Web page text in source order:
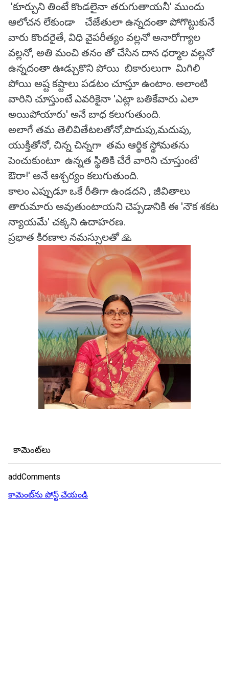
'కూర్చుని తింటే కొండలైనా తరుగుతాయనీ' ముందు
ఆలోచన లేకుండా చేజేతులా ఉన్నదంతా పోగొట్టుకునే
వారు కొందరైతే, విధి వైపరీత్యం వల్లనో అనారోగ్యాల
వల్లనో, అతి మంచి తనం తో చేసిన దాన ధర్మాల వల్లనో
ఉన్నదంతా ఊడ్చుకొని పోయి బికారులుగా మిగిలి
పోయి అష్ట కష్టాలు పడటం చూస్తూ ఉంటాం. అలాంటి
వారిని చూస్తుంటే ఎవరికైనా 'ఎట్లా బతికేవారు ఎలా
అయిపోయారు' అనే బాధ కలుగుతుంది.
అలాగే తమ తెలివితేటలతోనో,పొదుపు,మదుపు,
యుక్తితోనో, చిన్న చిన్నగా తమ ఆర్థిక స్థోమతను
పెంచుకుంటూ ఉన్నత స్థితికి చేరే వారిని చూస్తుంటే'
ఔరా!' అనే ఆశ్చర్యం కలుగుతుంది.
కాలం ఎప్పుడూ ఒకే రీతిగా ఉండదని , జీవితాలు
తారుమారు అవుతుంటాయని చెప్పడానికి ఈ 'నౌక శకట
న్యాయమే' చక్కని ఉదాహరణ.
ప్రభాత కిరణాల నమస్సులతో 🙏
కామెంట్‌లు
addComments
కామెంట్‌ను పోస్ట్ చేయండి